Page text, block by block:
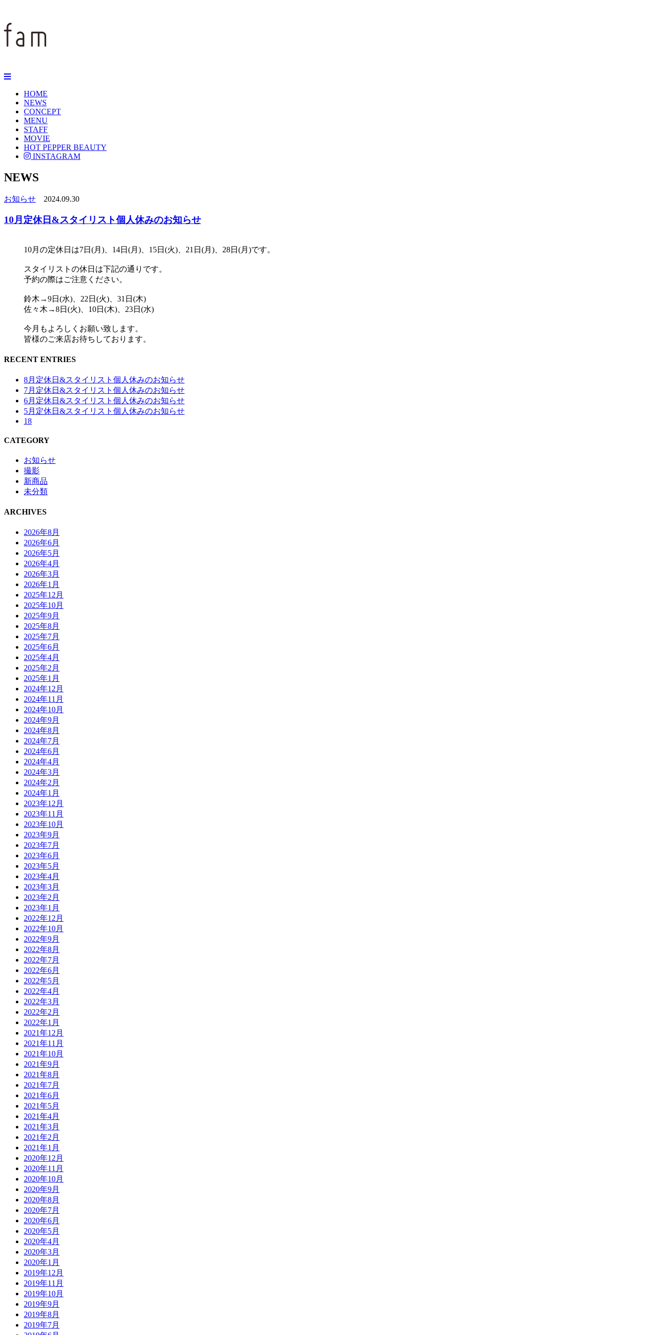
HOME
NEWS
CONCEPT
MENU
STAFF
MOVIE
HOT PEPPER BEAUTY
INSTAGRAM
NEWS
お知らせ 2024.09.30
10月定休日&スタイリスト個人休みのお知らせ
10月の定休日は7日(月)、14日(月)、15日(火)、21日(月)、28日(月)です。
スタイリストの休日は下記の通りです。
予約の際はご注意ください。
鈴木→9日(水)、22日(火)、31日(木)
佐々木→8日(火)、10日(木)、23日(水)
今月もよろしくお願い致します。
皆様のご来店お待ちしております。
RECENT ENTRIES
8月定休日&スタイリスト個人休みのお知らせ
7月定休日&スタイリスト個人休みのお知らせ
6月定休日&スタイリスト個人休みのお知らせ
5月定休日&スタイリスト個人休みのお知らせ
18
CATEGORY
お知らせ
撮影
新商品
未分類
ARCHIVES
2026年8月
2026年6月
2026年5月
2026年4月
2026年3月
2026年1月
2025年12月
2025年10月
2025年9月
2025年8月
2025年7月
2025年6月
2025年4月
2025年2月
2025年1月
2024年12月
2024年11月
2024年10月
2024年9月
2024年8月
2024年7月
2024年6月
2024年4月
2024年3月
2024年2月
2024年1月
2023年12月
2023年11月
2023年10月
2023年9月
2023年7月
2023年6月
2023年5月
2023年4月
2023年3月
2023年2月
2023年1月
2022年12月
2022年10月
2022年9月
2022年8月
2022年7月
2022年6月
2022年5月
2022年4月
2022年3月
2022年2月
2022年1月
2021年12月
2021年11月
2021年10月
2021年9月
2021年8月
2021年7月
2021年6月
2021年5月
2021年4月
2021年3月
2021年2月
2021年1月
2020年12月
2020年11月
2020年10月
2020年9月
2020年8月
2020年7月
2020年6月
2020年5月
2020年4月
2020年3月
2020年1月
2019年12月
2019年11月
2019年10月
2019年9月
2019年8月
2019年7月